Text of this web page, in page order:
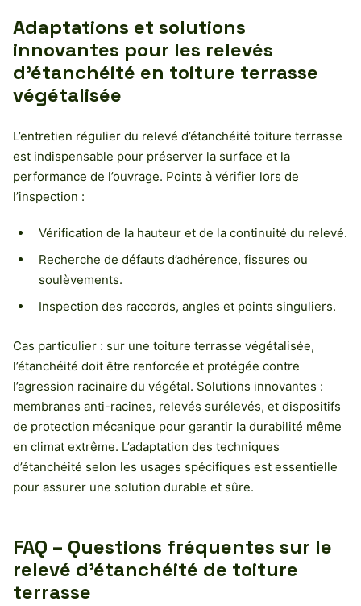
Adaptations et solutions
innovantes pour les relevés
d’étanchéité en toiture terrasse
végétalisée
L’entretien régulier du relevé d’étanchéité toiture terrasse
est indispensable pour préserver la surface et la
performance de l’ouvrage. Points à vérifier lors de
l’inspection :
Vérification de la hauteur et de la continuité du relevé.
Recherche de défauts d’adhérence, fissures ou
soulèvements.
Inspection des raccords, angles et points singuliers.
Cas particulier : sur une toiture terrasse végétalisée,
l’étanchéité doit être renforcée et protégée contre
l’agression racinaire du végétal. Solutions innovantes :
membranes anti-racines, relevés surélevés, et dispositifs
de protection mécanique pour garantir la durabilité même
en climat extrême. L’adaptation des techniques
d’étanchéité selon les usages spécifiques est essentielle
pour assurer une solution durable et sûre.
FAQ – Questions fréquentes sur le
relevé d’étanchéité de toiture
terrasse